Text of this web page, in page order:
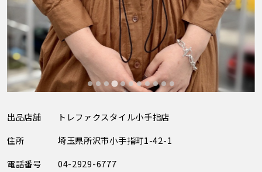
出品店舗
トレファクスタイル小手指店
住所
埼玉県所沢市小手指町1-42-1
電話番号
04-2929-6777